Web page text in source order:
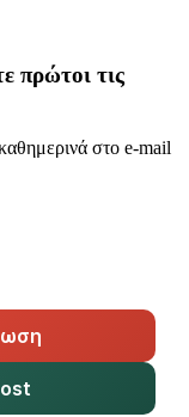
πρώτοι τις
στο e-mail